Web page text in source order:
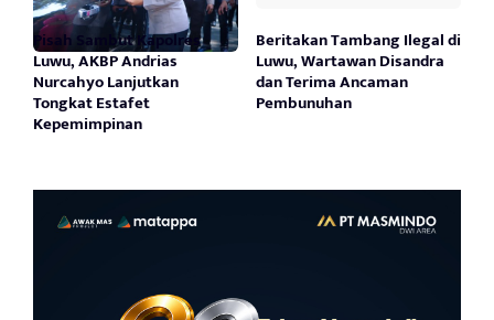
Pisah Sambut Kapolres
Luwu, AKBP Andrias
Nurcahyo Lanjutkan
Tongkat Estafet
Kepemimpinan
Beritakan Tambang Ilegal di
Luwu, Wartawan Disandra
dan Terima Ancaman
Pembunuhan